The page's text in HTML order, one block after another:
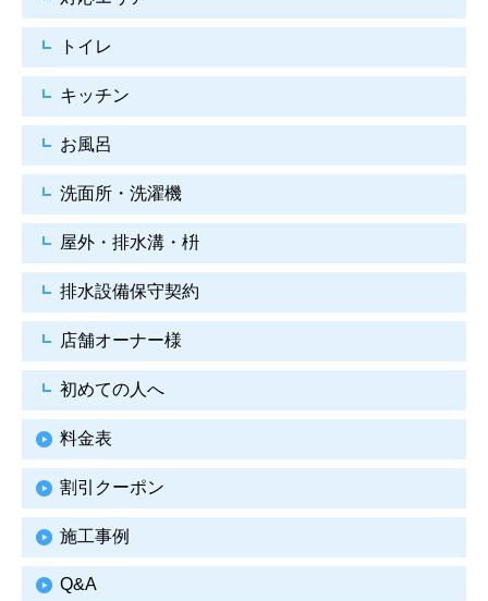
トイレ
キッチン
お風呂
洗面所・洗濯機
屋外・排水溝・枡
排水設備保守契約
店舗オーナー様
初めての人へ
料金表
割引クーポン
施工事例
Q&A